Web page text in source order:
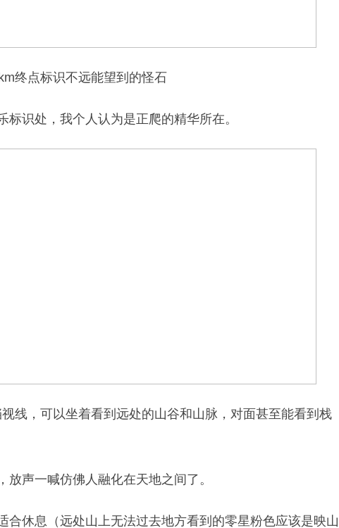
终点标识不远能望到的怪石
识处，我个人认为是正爬的精华所在。
线，可以坐着看到远处的山谷和山脉，对面甚至能看到栈
声一喊仿佛人融化在天地之间了。
合休息（远处山上无法过去地方看到的零星粉色应该是映山